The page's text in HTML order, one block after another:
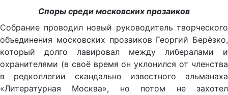
Споры среди московских прозаиков
Собрание проводил новый руководитель творческого
объединения московских прозаиков Георгий Берёзко,
который долго лавировал между либералами и
охранителями (в своё время он уклонился от членства
в редколлегии скандально известного альманаха
«Литературная Москва», но потом не захотел